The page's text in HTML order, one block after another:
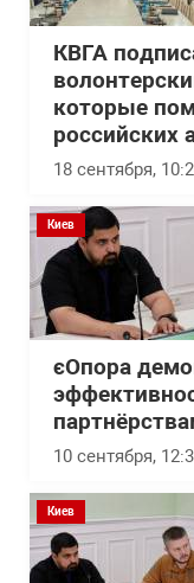
КВГА
которые
российских
18 сентября,
Киев
єОпора
10 сентября,
Киев